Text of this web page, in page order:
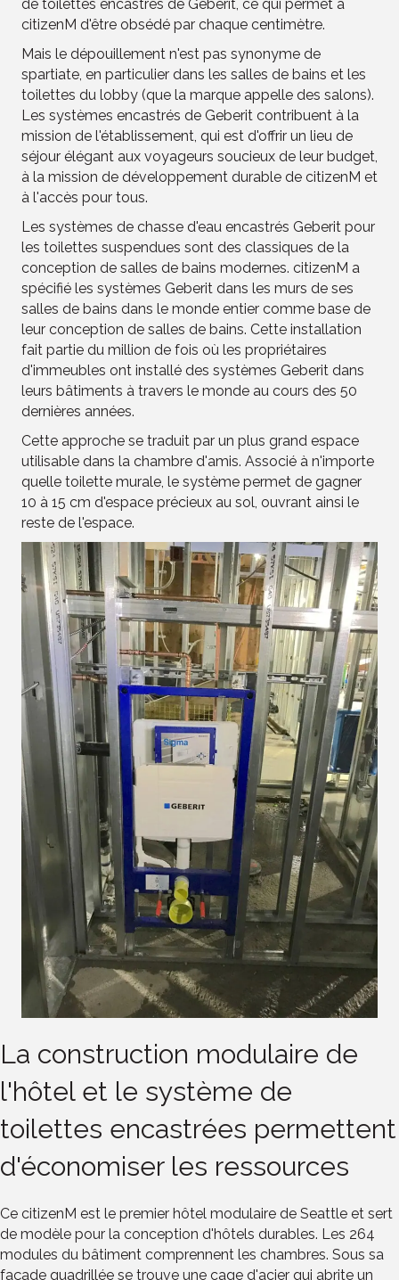
de toilettes encastrés de Geberit, ce qui permet à
citizenM d'être obsédé par chaque centimètre.
Mais le dépouillement n'est pas synonyme de
spartiate, en particulier dans les salles de bains et les
toilettes du lobby (que la marque appelle des salons).
Les systèmes encastrés de Geberit contribuent à la
mission de l'établissement, qui est d'offrir un lieu de
séjour élégant aux voyageurs soucieux de leur budget,
à la mission de développement durable de citizenM et
à l'accès pour tous.
Les systèmes de chasse d'eau encastrés Geberit pour
les toilettes suspendues sont des classiques de la
conception de salles de bains modernes. citizenM a
spécifié les systèmes Geberit dans les murs de ses
salles de bains dans le monde entier comme base de
leur conception de salles de bains. Cette installation
fait partie du million de fois où les propriétaires
d'immeubles ont installé des systèmes Geberit dans
leurs bâtiments à travers le monde au cours des 50
dernières années.
Cette approche se traduit par un plus grand espace
utilisable dans la chambre d'amis. Associé à n'importe
quelle toilette murale, le système permet de gagner
10 à 15 cm d'espace précieux au sol, ouvrant ainsi le
reste de l'espace.
La construction modulaire de
l'hôtel et le système de
toilettes encastrées permettent
d'économiser les ressources
Ce citizenM est le premier hôtel modulaire de Seattle et sert
de modèle pour la conception d'hôtels durables. Les 264
modules du bâtiment comprennent les chambres. Sous sa
façade quadrillée se trouve une cage d'acier qui abrite un